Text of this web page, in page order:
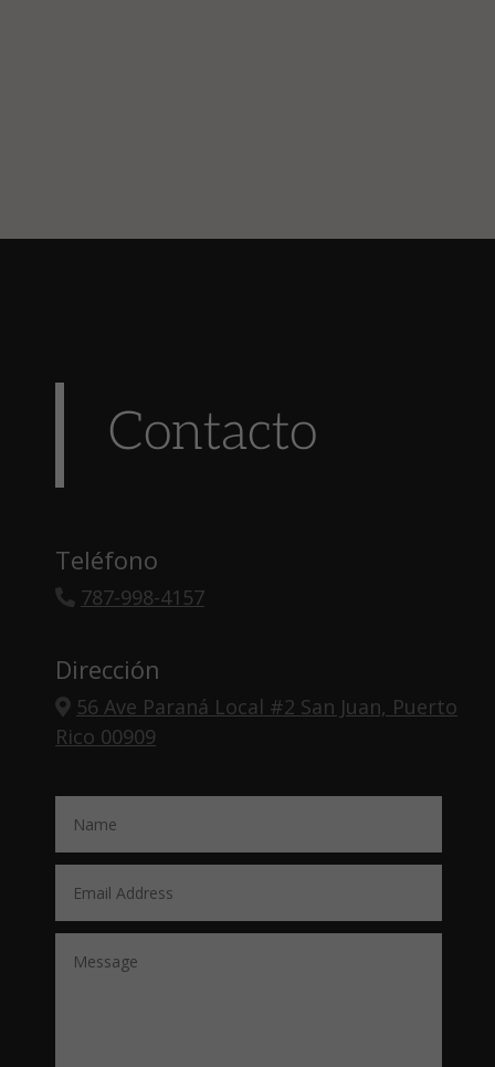
Contacto
Teléfono
787-998-4157
Dirección
56 Ave Paraná Local #2 San Juan, Puerto
Rico 00909